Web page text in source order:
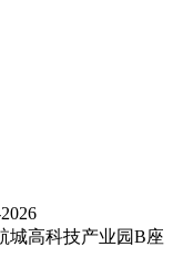
城高科技产业园B座